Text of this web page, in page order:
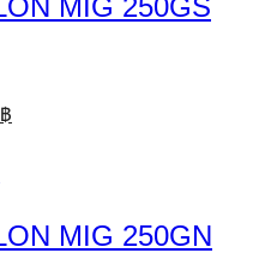
MIG 250GS
฿
MIG 250GN